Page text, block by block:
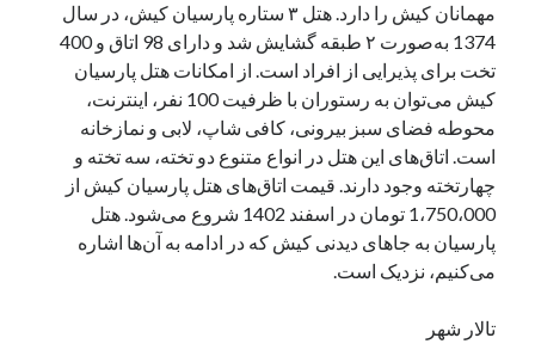
مهمانان کیش را دارد. هتل ۳ ستاره پارسیان کیش، در سال
1374 به‌صورت ۲ طبقه گشایش شد و دارای 98 اتاق و 400
تخت برای پذیرایی از افراد است. از امکانات هتل پارسیان
کیش می‌توان به رستوران با ظرفیت 100 نفر، اینترنت،
محوطه فضای سبز بیرونی، کافی شاپ، لابی و نمازخانه
است. اتاق‌های این هتل در انواع متنوع دو تخته، سه تخته و
چهارتخته وجود دارند. قیمت اتاق‌های هتل پارسیان کیش از
1،750،000 تومان در اسفند 1402 شروع می‌شود. هتل
پارسیان به جاهای دیدنی کیش که در ادامه به آن‌ها اشاره
می‌کنیم، نزدیک است.
تالار شهر